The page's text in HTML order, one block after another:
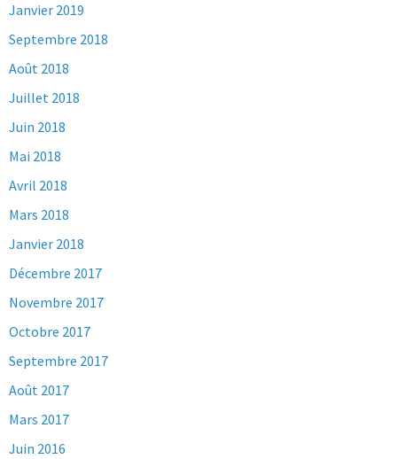
Janvier 2019
Septembre 2018
Août 2018
Juillet 2018
Juin 2018
Mai 2018
Avril 2018
Mars 2018
Janvier 2018
Décembre 2017
Novembre 2017
Octobre 2017
Septembre 2017
Août 2017
Mars 2017
Juin 2016